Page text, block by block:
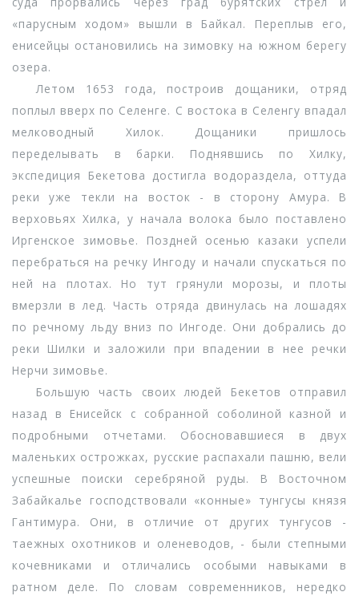
«парусным ходом» вышли в Байкал. Переплыв его,
енисейцы остановились на зимовку на южном берегу
озера.
Летом 1653 года, построив дощаники, отряд
поплыл вверх по Селенге. С востока в Селенгу впадал
мелководный Хилок. Дощаники пришлось
переделывать в барки. Поднявшись по Хилку,
экспедиция Бекетова достигла водораздела, оттуда
реки уже текли на восток - в сторону Амура. В
верховьях Хилка, у начала волока было поставлено
Иргенское зимовье. Поздней осенью казаки успели
перебраться на речку Ингоду и начали спускаться по
ней на плотах. Но тут грянули морозы, и плоты
вмерзли в лед. Часть отряда двинулась на лошадях
по речному льду вниз по Ингоде. Они добрались до
реки Шилки и заложили при впадении в нее речки
Нерчи зимовье.
Большую часть своих людей Бекетов отправил
назад в Енисейск с собранной соболиной казной и
подробными отчетами. Обосновавшиеся в двух
маленьких острожках, русские распахали пашню, вели
успешные поиски серебряной руды. В Восточном
Забайкалье господствовали «конные» тунгусы князя
Гантимура. Они, в отличие от других тунгусов -
таежных охотников и оленеводов, - были степными
кочевниками и отличались особыми навыками в
ратном деле. По словам современников, нередко